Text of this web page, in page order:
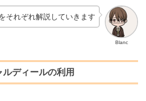
Blanc
それぞれ解説していきます
ディールの利用